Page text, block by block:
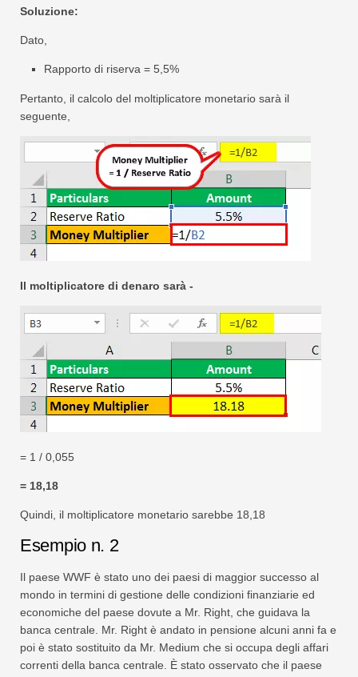
Soluzione:
Dato,
Rapporto di riserva = 5,5%
Pertanto, il calcolo del moltiplicatore monetario sarà il
seguente,
Il moltiplicatore di denaro sarà -
= 1 / 0,055
= 18,18
Quindi, il moltiplicatore monetario sarebbe 18,18
Esempio n. 2
Il paese WWF è stato uno dei paesi di maggior successo al
mondo in termini di gestione delle condizioni finanziarie ed
economiche del paese dovute a Mr. Right, che guidava la
banca centrale. Mr. Right è andato in pensione alcuni anni fa e
poi è stato sostituito da Mr. Medium che si occupa degli affari
correnti della banca centrale. È stato osservato che il paese